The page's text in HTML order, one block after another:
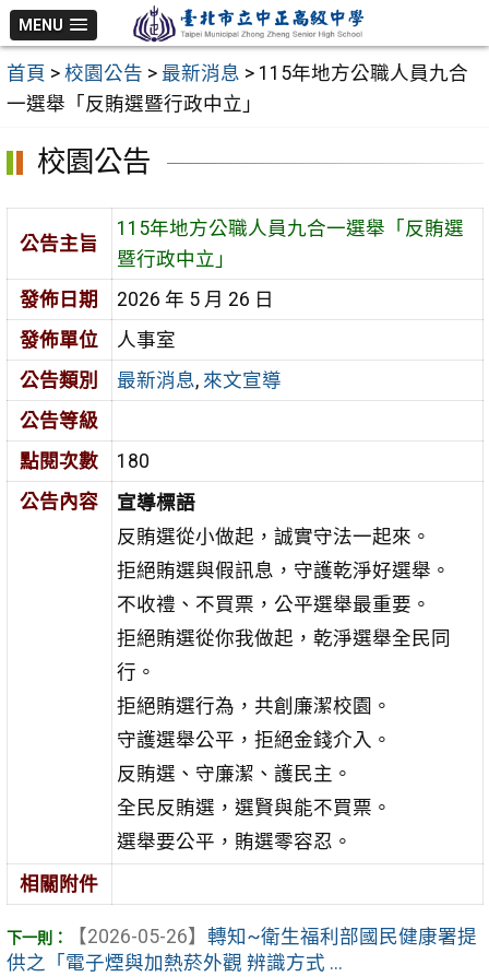
跳
至
主
要
MENU
首頁 > 校園公告 > 最新消息 > 115年地方公職人員九合
一選舉「反賄選暨行政中立」
校園公告
公告主旨
115年地方公職人員九合一選舉「反賄選
暨行政中立」
發佈日期
2026 年 5 月 26 日
發佈單位
人事室
公告類別
最新消息, 來文宣導
公告等級
點閱次數
180
公告內容
宣導標語
反賄選從小做起，誠實守法一起來。
拒絕賄選與假訊息，守護乾淨好選舉。
不收禮、不買票，公平選舉最重要。
拒絕賄選從你我做起，乾淨選舉全民同
行。
拒絕賄選行為，共創廉潔校園。
守護選舉公平，拒絕金錢介入。
反賄選、守廉潔、護民主。
全民反賄選，選賢與能不買票。
選舉要公平，賄選零容忍。
相關附件
【2026-05-26】 轉知~衛生福利部國民健康署提
供之「電子煙與加熱菸外觀 辨識方式 ...